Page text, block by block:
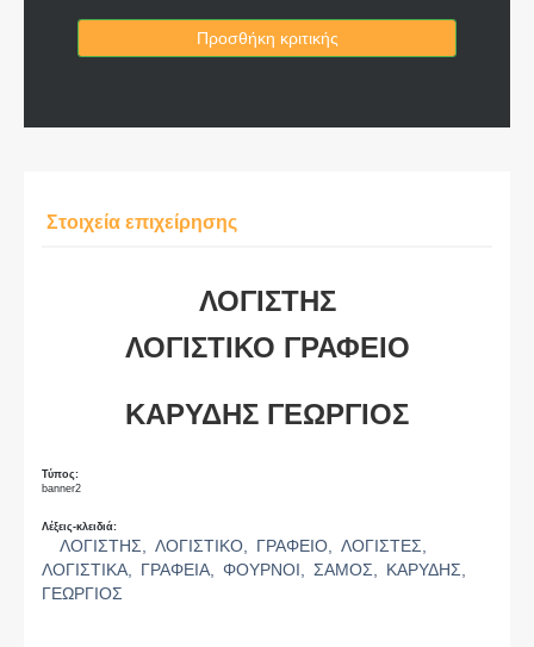
Προσθήκη κριτικής
Στοιχεία επιχείρησης
ΛΟΓΙΣΤΗΣ
ΛΟΓΙΣΤΙΚΟ ΓΡΑΦΕΙΟ
ΚΑΡΥΔΗΣ ΓΕΩΡΓΙΟΣ
Τύπος:
banner2
Λέξεις-κλειδιά:
ΛΟΓΙΣΤΗΣ, ΛΟΓΙΣΤΙΚΟ, ΓΡΑΦΕΙΟ,
ΛΟΓΙΣΤΕΣ,
ΛΟΓΙΣΤΙΚΑ,
ΓΡΑΦΕΙΑ, ΦΟΥΡΝΟΙ, ΣΑΜΟΣ,
ΚΑΡΥΔΗΣ,
ΓΕΩΡΓΙΟΣ